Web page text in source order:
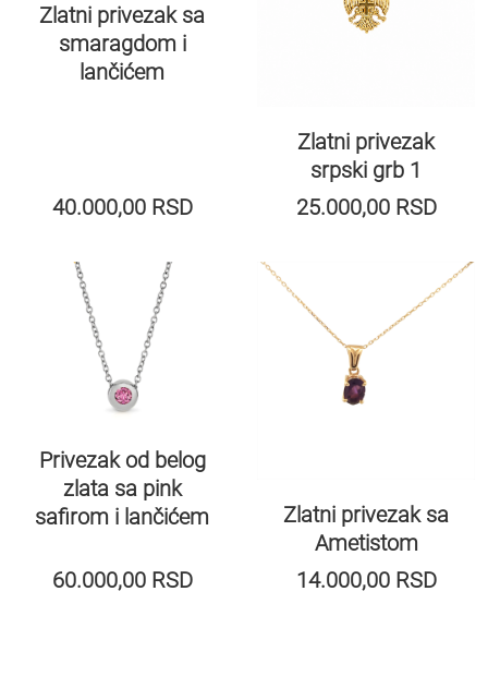
Zlatni privezak sa
smaragdom i
lančićem
40.000,00 RSD
Zlatni privezak
srpski grb 1
25.000,00 RSD
Privezak od belog
zlata sa pink
safirom i lančićem
60.000,00 RSD
Zlatni privezak sa
Ametistom
14.000,00 RSD